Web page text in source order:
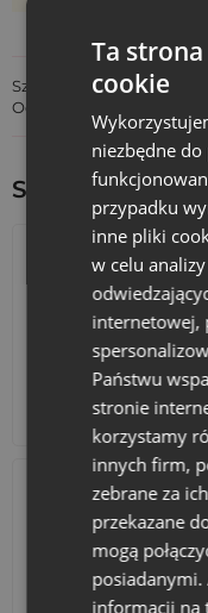
Szczegóły dotyczące
Odpowiedzialność za
Sprawdź inne
Kalendarze
Ta
cookie
niezbędne
przypadku
inne pliki
w celu
internetowej,
Państwu
stronie
korzystamy
innych firm,
zebrane za
przekazane
mogą
posiadanymi.
informacji na